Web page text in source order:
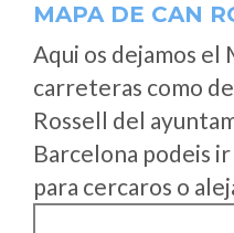
MAPA DE CAN
Aqui os dejamos el
carreteras como
Rossell del
Barcelona podeis
para cercaros o